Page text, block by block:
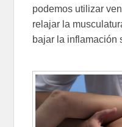
podemos utilizar
relajar la
bajar la inflamación